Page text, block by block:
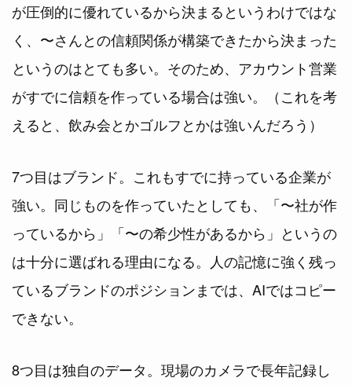
が圧倒的に優れているから決まるというわけではな
く、〜さんとの信頼関係が構築できたから決まった
というのはとても多い。そのため、アカウント営業
がすでに信頼を作っている場合は強い。（これを考
えると、飲み会とかゴルフとかは強いんだろう）
7つ目はブランド。これもすでに持っている企業が
強い。同じものを作っていたとしても、「〜社が作
っているから」「〜の希少性があるから」というの
は十分に選ばれる理由になる。人の記憶に強く残っ
ているブランドのポジションまでは、AIではコピー
できない。
8つ目は独自のデータ。現場のカメラで長年記録し